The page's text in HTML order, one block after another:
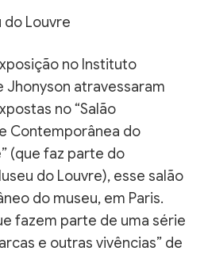
do Louvre
no Instituto
Jhonyson atravessaram
no “Salão
Contemporânea do
(que faz parte do
do Louvre), esse salão
do museu, em Paris.
fazem parte de uma série
e outras vivências” de